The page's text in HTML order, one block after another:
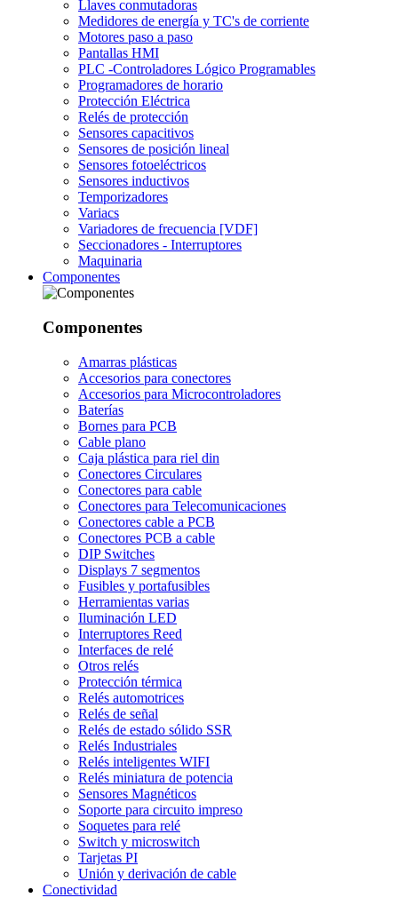
Llaves conmutadoras
Medidores de energía y TC's de corriente
Motores paso a paso
Pantallas HMI
PLC -Controladores Lógico Programables
Programadores de horario
Protección Eléctrica
Relés de protección
Sensores capacitivos
Sensores de posición lineal
Sensores fotoeléctricos
Sensores inductivos
Temporizadores
Variacs
Variadores de frecuencia [VDF]
Seccionadores - Interruptores
Maquinaria
Componentes
Componentes
Amarras plásticas
Accesorios para conectores
Accesorios para Microcontroladores
Baterías
Bornes para PCB
Cable plano
Caja plástica para riel din
Conectores Circulares
Conectores para cable
Conectores para Telecomunicaciones
Conectores cable a PCB
Conectores PCB a cable
DIP Switches
Displays 7 segmentos
Fusibles y portafusibles
Herramientas varias
Iluminación LED
Interruptores Reed
Interfaces de relé
Otros relés
Protección térmica
Relés automotrices
Relés de señal
Relés de estado sólido SSR
Relés Industriales
Relés inteligentes WIFI
Relés miniatura de potencia
Sensores Magnéticos
Soporte para circuito impreso
Soquetes para relé
Switch y microswitch
Tarjetas PI
Unión y derivación de cable
Conectividad